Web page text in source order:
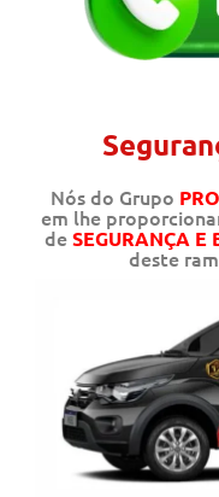
Nós do Grupo
em lhe
deSEGURANÇA E
deste